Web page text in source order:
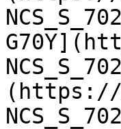
(https://